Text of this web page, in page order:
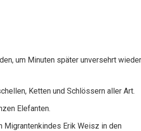
um Minuten später unversehrt wieder
Ketten und Schlössern aller Art.
Elefanten.
Erik Weisz in den